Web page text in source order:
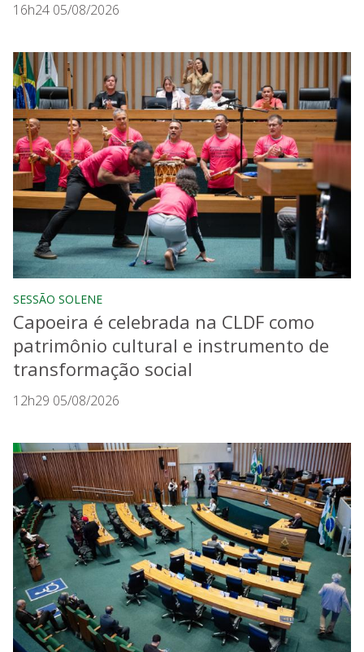
16h24 05/08/2026
SESSÃO SOLENE
Capoeira é celebrada na CLDF como
patrimônio cultural e instrumento de
transformação social
12h29 05/08/2026